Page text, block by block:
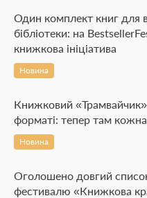
Один комплект книг
бібліотеки: на
книжкова ініціатива
Новина
Книжковий
форматі: тепер там
Новина
Оголошено довгий
фестивалю «Книжкова